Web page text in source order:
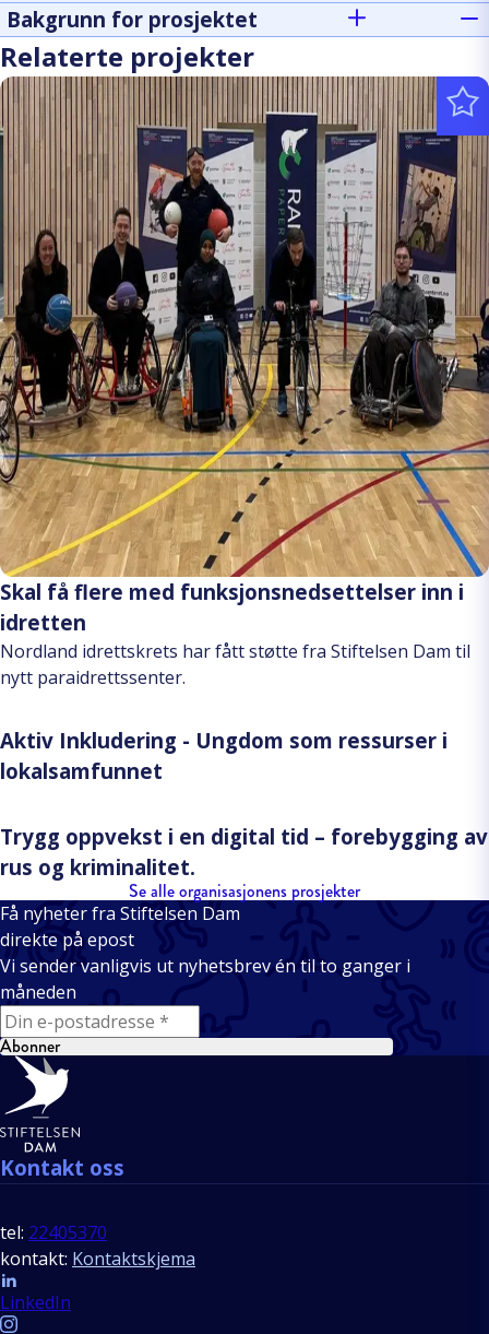
Bakgrunn for prosjektet
Relaterte projekter
Skal få flere med funksjonsnedsettelser inn i
idretten
Nordland idrettskrets har fått støtte fra Stiftelsen Dam til
nytt paraidrettssenter.
Aktiv Inkludering - Ungdom som ressurser i
lokalsamfunnet
Trygg oppvekst i en digital tid – forebygging av
rus og kriminalitet.
Se alle organisasjonens prosjekter
Få nyheter fra Stiftelsen Dam
direkte på epost
Vi sender vanligvis ut nyhetsbrev én til to ganger i
måneden
E-mail
Abonner
Bunntekst
Kontakt oss
tel: 22405370
kontakt: Kontaktskjema
Follow us
LinkedIn